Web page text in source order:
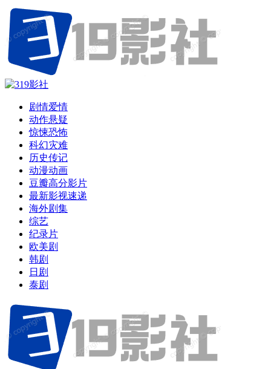
剧情爱情
动作悬疑
惊悚恐怖
科幻灾难
历史传记
动漫动画
豆瓣高分影片
最新影视速递
海外剧集
综艺
纪录片
欧美剧
韩剧
日剧
泰剧